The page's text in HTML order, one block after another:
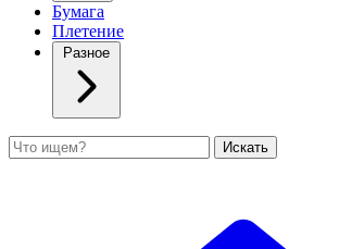
Бумага
Плетение
Разное
Поиск Искать